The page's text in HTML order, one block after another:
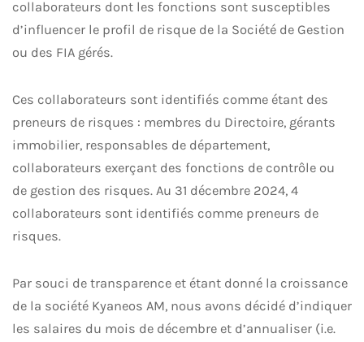
collaborateurs dont les fonctions sont susceptibles
d’influencer le profil de risque de la Société de Gestion
ou des FIA gérés.
Ces collaborateurs sont identifiés comme étant des
preneurs de risques : membres du Directoire, gérants
immobilier, responsables de département,
collaborateurs exerçant des fonctions de contrôle ou
de gestion des risques. Au 31 décembre 2024, 4
collaborateurs sont identifiés comme preneurs de
risques.
Par souci de transparence et étant donné la croissance
de la société Kyaneos AM, nous avons décidé d’indiquer
les salaires du mois de décembre et d’annualiser (i.e.